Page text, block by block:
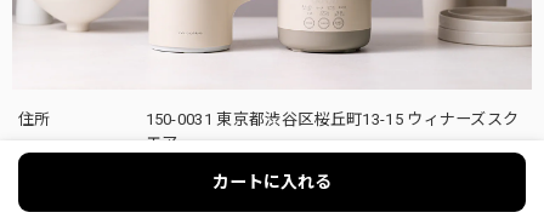
住所
150-0031 東京都渋谷区桜丘町13-15 ウィナーズスク
エア
TEL
10：00〜17：00(土日祝日除く）
E-mail
recolte-official-ec@winner-s.com
カートに入れる